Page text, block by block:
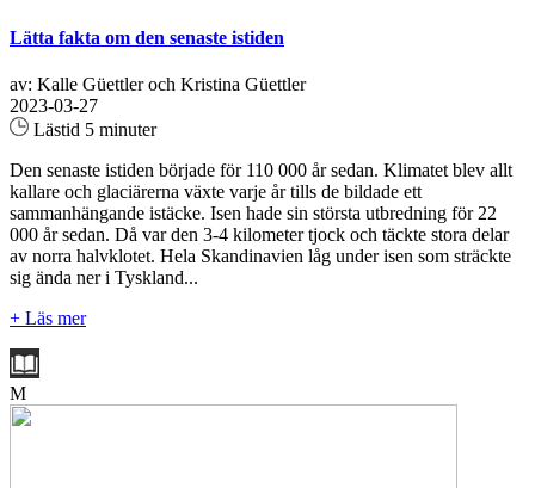
Lätta fakta om den senaste istiden
av: Kalle Güettler och Kristina Güettler
2023-03-27
Lästid 5 minuter
Den senaste istiden började för 110 000 år sedan. Klimatet blev allt
kallare och glaciärerna växte varje år tills de bildade ett
sammanhängande istäcke. Isen hade sin största utbredning för 22
000 år sedan. Då var den 3-4 kilometer tjock och täckte stora delar
av norra halvklotet. Hela Skandinavien låg under isen som sträckte
sig ända ner i Tyskland...
+ Läs mer
M